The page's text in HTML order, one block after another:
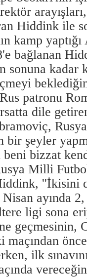
Hiddink ile
kamp
bağlanan
sonuna kadar
patronu
dile
bir şeyler
bizzat
Milli Futbol
''İkisini
ayında
ligi sona
geçmesinin,
maçından
ilk